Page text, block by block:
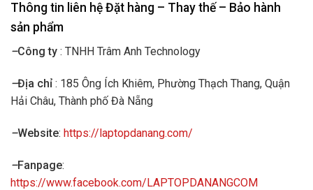
Thông tin liên hệ Đặt hàng – Thay thế – Bảo hành
sản phẩm
–Công ty : TNHH Trâm Anh Technology
–Địa chỉ : 185 Ông Ích Khiêm, Phường Thạch Thang, Quận
Hải Châu, Thành phố Đà Nẵng
–Website: https://laptopdanang.com/
–Fanpage:
https://www.facebook.com/LAPTOPDANANGCOM